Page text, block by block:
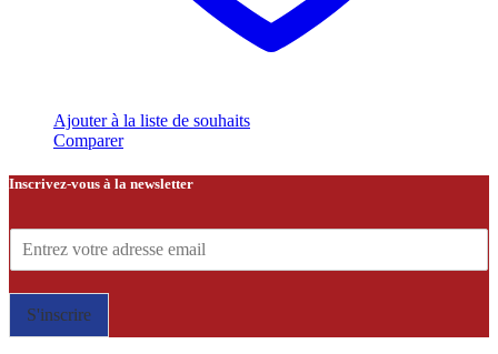
Ajouter à la liste de souhaits
Comparer
Inscrivez-vous à la newsletter
S'inscrire